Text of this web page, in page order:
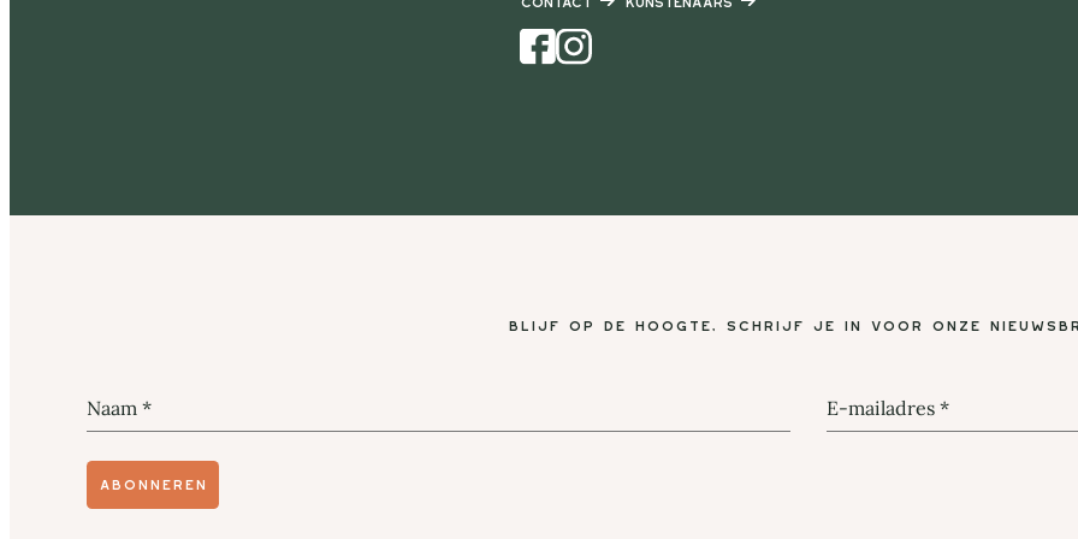
Facebook Instagram
Blijf op de hoogte, schrijf je in voor onze
Naam * E-mailadres *
Abonneren